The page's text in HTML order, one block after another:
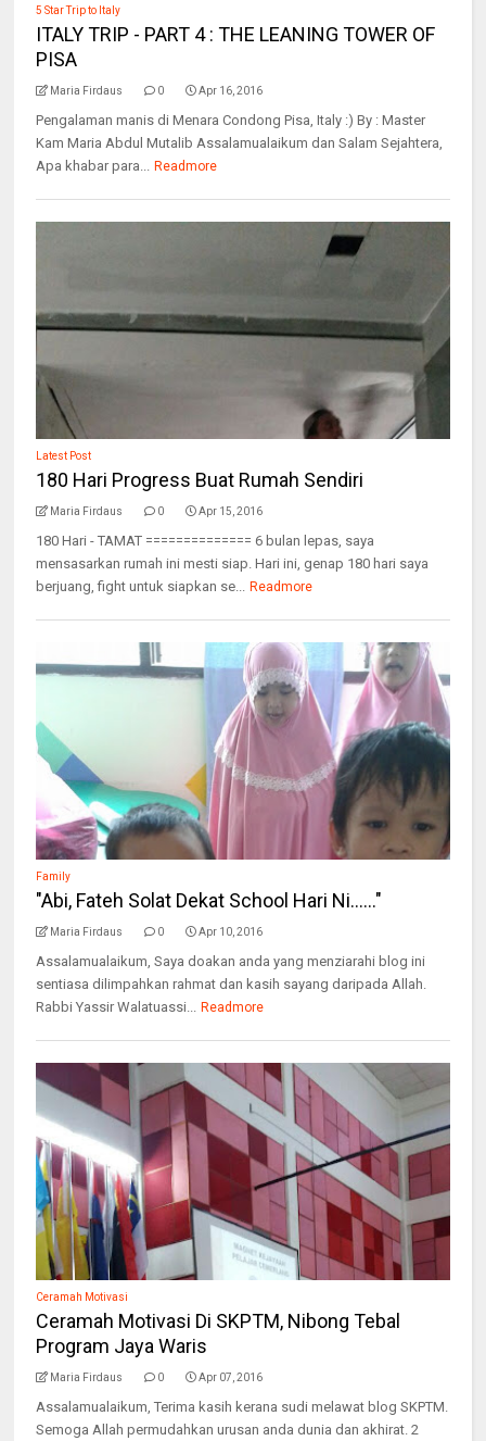
5 Star Trip to Italy
ITALY TRIP - PART 4 : THE LEANING TOWER OF
PISA
Maria Firdaus 0 Apr 16, 2016
Pengalaman manis di Menara Condong Pisa, Italy :) By : Master
Kam Maria Abdul Mutalib Assalamualaikum dan Salam Sejahtera,
Apa khabar para...
Readmore
Latest Post
180 Hari Progress Buat Rumah Sendiri
Maria Firdaus 0 Apr 15, 2016
180 Hari - TAMAT ============== 6 bulan lepas, saya
mensasarkan rumah ini mesti siap. Hari ini, genap 180 hari saya
berjuang, fight untuk siapkan se...
Readmore
Family
"Abi, Fateh Solat Dekat School Hari Ni......"
Maria Firdaus 0 Apr 10, 2016
Assalamualaikum, Saya doakan anda yang menziarahi blog ini
sentiasa dilimpahkan rahmat dan kasih sayang daripada Allah.
Rabbi Yassir Walatuassi...
Readmore
Ceramah Motivasi
Ceramah Motivasi Di SKPTM, Nibong Tebal
Program Jaya Waris
Maria Firdaus 0 Apr 07, 2016
Assalamualaikum, Terima kasih kerana sudi melawat blog SKPTM.
Semoga Allah permudahkan urusan anda dunia dan akhirat. 2